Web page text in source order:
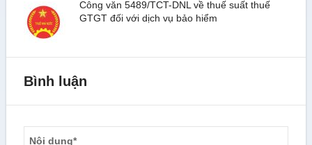
Công văn 5489/TCT-DNL về thuế suất thuế
GTGT đối với dịch vụ bảo hiểm
Bình luận